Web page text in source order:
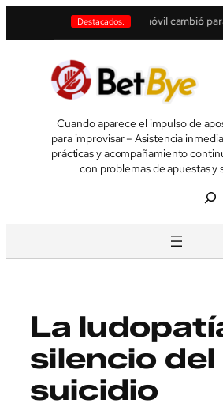
al
contenido
Destacados:
móvil cambió para siempre las apuestas
Cuando aparece el impulso de
para improvisar – Asistencia
prácticas y acompañamiento
con problemas de apuestas y
c
La
silencio del
suicidio